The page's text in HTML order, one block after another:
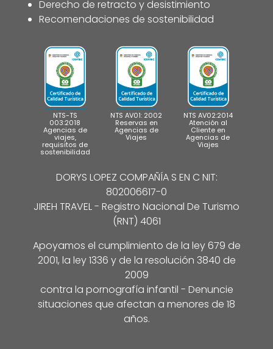
Derecho de retracto y desistimiento
Recomendaciones de sostenibilidad
NTS-TS
003:2018
Agencias de
viajes,
requisitos de
sostenibilidad
NTS AV01: 2002
Reservas en
Agencias de
Viajes
NTS AV02:2014
Atención al
Cliente en
Agencias de
Viajes
DORYS LOPEZ COMPAÑÍA S EN C NIT:
802006617-0
JIREH TRAVEL - Registro Nacional De Turismo
(RNT) 4061
Apoyamos el cumplimiento de la ley 679 de
2001, la ley 1336 y de la resolución 3840 de
2009
contra la pornografía infantil - Denuncie
situaciones que afectan a menores de 18
años.